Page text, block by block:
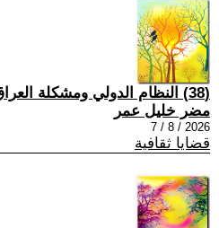
(38) النظام الدولي ومشكلة العراق المالية
مضر خليل عمر
2026 / 8 / 7
قضايا ثقافية